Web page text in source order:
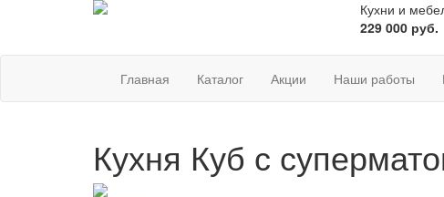
Кухни и
229 000 руб.
Главная Каталог Акции Наши работы
Кухня Куб с